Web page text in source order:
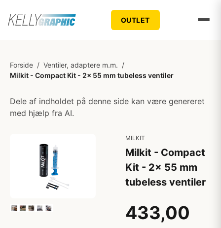
OUTLET
Forside / Ventiler, adaptere m.m. /
Milkit - Compact Kit - 2x 55 mm tubeless ventiler
Dele af indholdet på denne side kan være genereret
med hjælp fra AI.
MILKIT
Milkit - Compact
Kit - 2x 55 mm
tubeless ventiler
433,00